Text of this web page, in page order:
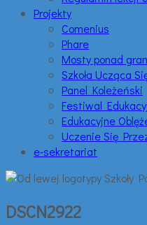
Projekty
Comenius
Phare
Mosty ponad
Szkoła Ucząca
Panel Koleżeński
Festiwal
Edukacyjne
Uczenie Się
e-sekretariat
DSCN2922